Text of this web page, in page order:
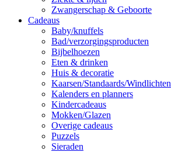
Zwangerschap & Geboorte
Cadeaus
Baby/knuffels
Bad/verzorgingsproducten
Bijbelhoezen
Eten & drinken
Huis & decoratie
Kaarsen/Standaards/Windlichten
Kalenders en planners
Kindercadeaus
Mokken/Glazen
Overige cadeaus
Puzzels
Sieraden